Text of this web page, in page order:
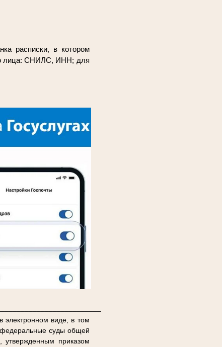
расписки, в котором
лица: СНИЛС, ИНН; для
электронном виде, в том
суды общей
утвержденным приказом